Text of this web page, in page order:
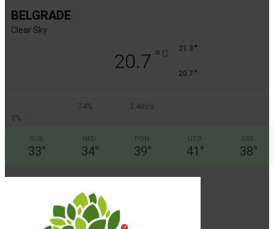
BELGRADE
Clear Sky
20.7 ° C 21.3 °
20.7 °
74%
2.4m/s
3%
SUB
33°
NED
34°
PON
39°
UTO
41 °
SRE
38°